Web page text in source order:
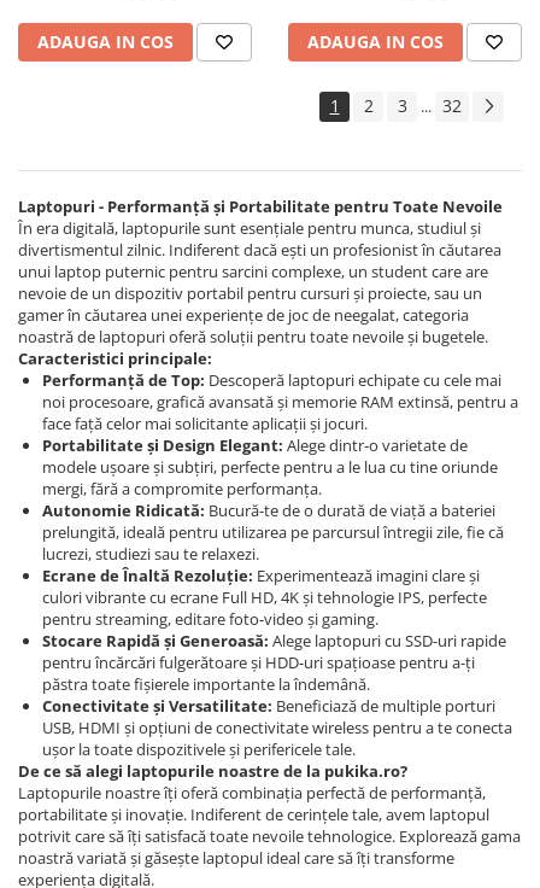
ADAUGA IN COS ADAUGA IN COS
1 2 3 ... 32
Laptopuri - Performanță și Portabilitate pentru Toate Nevoile
În era digitală, laptopurile sunt esențiale pentru munca, studiul și
divertismentul zilnic. Indiferent dacă ești un profesionist în căutarea
unui laptop puternic pentru sarcini complexe, un student care are
nevoie de un dispozitiv portabil pentru cursuri și proiecte, sau un
gamer în căutarea unei experiențe de joc de neegalat, categoria
noastră de laptopuri oferă soluții pentru toate nevoile și bugetele.
Caracteristici principale:
Performanță de Top: Descoperă laptopuri echipate cu cele mai
noi procesoare, grafică avansată și memorie RAM extinsă, pentru a
face față celor mai solicitante aplicații și jocuri.
Portabilitate și Design Elegant: Alege dintr-o varietate de
modele ușoare și subțiri, perfecte pentru a le lua cu tine oriunde
mergi, fără a compromite performanța.
Autonomie Ridicată: Bucură-te de o durată de viață a bateriei
prelungită, ideală pentru utilizarea pe parcursul întregii zile, fie că
lucrezi, studiezi sau te relaxezi.
Ecrane de Înaltă Rezoluție: Experimentează imagini clare și
culori vibrante cu ecrane Full HD, 4K și tehnologie IPS, perfecte
pentru streaming, editare foto-video și gaming.
Stocare Rapidă și Generoasă: Alege laptopuri cu SSD-uri rapide
pentru încărcări fulgerătoare și HDD-uri spațioase pentru a-ți
păstra toate fișierele importante la îndemână.
Conectivitate și Versatilitate: Beneficiază de multiple porturi
USB, HDMI și opțiuni de conectivitate wireless pentru a te conecta
ușor la toate dispozitivele și perifericele tale.
De ce să alegi laptopurile noastre de la pukika.ro?
Laptopurile noastre îți oferă combinația perfectă de performanță,
portabilitate și inovație. Indiferent de cerințele tale, avem laptopul
potrivit care să îți satisfacă toate nevoile tehnologice. Explorează gama
noastră variată și găsește laptopul ideal care să îți transforme
experiența digitală.